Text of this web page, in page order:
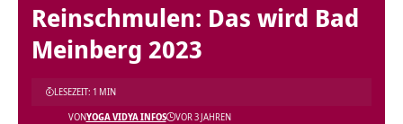
Reinschmulen: Das wird Bad
Meinberg 2023
VONYOGA VIDYA INFOS VOR 3 JAHREN
LESEZEIT: 1 MIN